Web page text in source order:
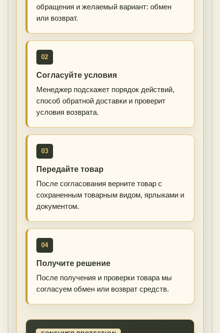
обращения и желаемый вариант: обмен
или возврат.
02
Согласуйте условия
Менеджер подскажет порядок действий,
способ обратной доставки и проверит
условия возврата.
03
Передайте товар
После согласования верните товар с
сохраненным товарным видом, ярлыками и
документом.
04
Получите решение
После получения и проверки товара мы
согласуем обмен или возврат средств.